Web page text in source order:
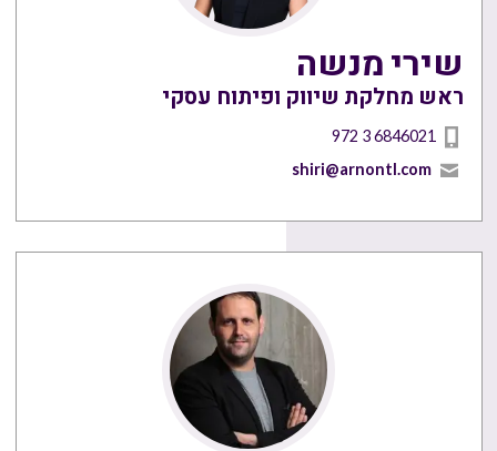
שירי מנשה
ראש מחלקת שיווק ופיתוח עסקי
972 3 6846021
shiri@arnontl.com